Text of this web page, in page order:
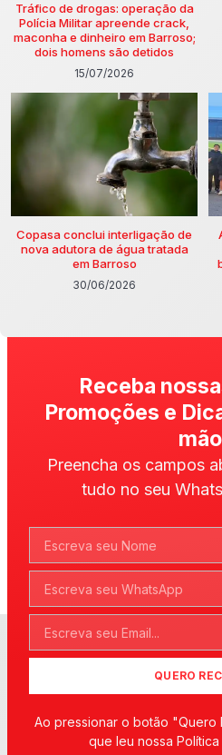
Tráfico de drogas: operação da
Polícia Militar apreende crack,
maconha e dinheiro em Barroso;
dois homens são detidos
15/07/2026
Copasa conclui interligação de
nova adutora de água tratada
em Barroso
30/06/2026
Receba
Promoções e
Preencha os campos
tudo no seu
QUERO
Ao pressionar o botão
que leu nossa